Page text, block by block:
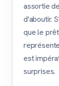
assortie
d'aboutir.
que le
est
surprises.